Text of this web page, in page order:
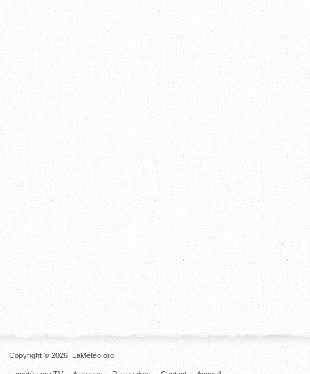
Copyright © 2026. LaMétéo.org